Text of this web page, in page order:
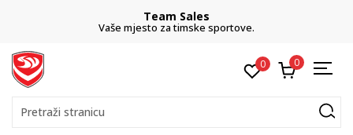
Team Sales
Vaše mjesto za timske sportove.
0 0
Pretraži stranicu